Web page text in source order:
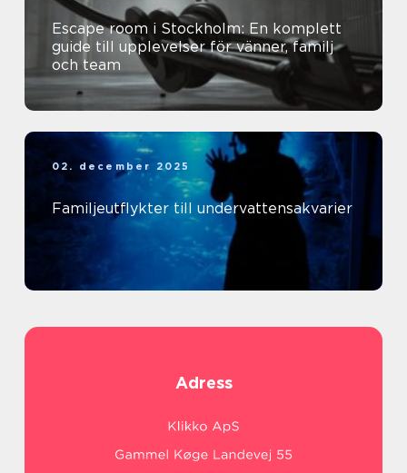
Escape room i Stockholm: En komplett
guide till upplevelser för vänner, familj
och team
02. december 2025
Familjeutflykter till undervattensakvarier
Adress